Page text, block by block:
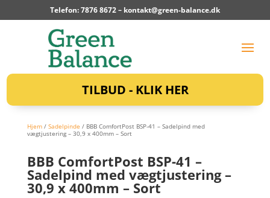
Telefon: 7876 8672 – kontakt@green-balance.dk
TILBUD - KLIK HER
Hjem/ Sadelpinde / BBB ComfortPost BSP-41 – Sadelpind med
vægtjustering – 30,9 x 400mm – Sort
BBB ComfortPost BSP-41 –
Sadelpind med vægtjustering –
30,9 x 400mm – Sort